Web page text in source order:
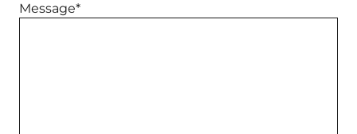
Message*